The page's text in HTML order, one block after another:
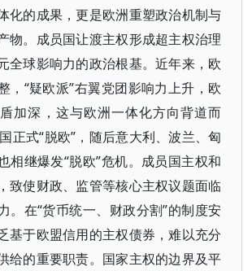
化的成果，更是欧洲重塑政治机制与
物。成员国让渡主权形成超主权治理
全球影响力的政治根基。近年来，欧
，“疑欧派”右翼党团影响力上升，欧
加深，这与欧洲一体化方向背道而
正式“脱欧”，随后意大利、波兰、匈
相继爆发“脱欧”危机。成员国主权和
致使财政、监管等核心主权议题面临
。在“货币统一、财政分割”的制度安
基于欧盟信用的主权债券，难以充分
给的重要职责。国家主权的边界及平